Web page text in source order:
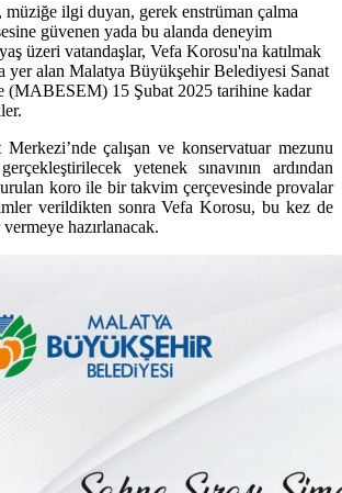
müziğe ilgi duyan, gerek enstrüman çalma
güvenen yada bu alanda deneyim
üzeri vatandaşlar, Vefa Korosu'na katılmak
yer alan Malatya Büyükşehir Belediyesi Sanat
(MABESEM) 15 Şubat 2025 tarihine kadar
çalışan ve konservatuar mezunu
yetenek sınavının ardından
koro ile bir takvim çerçevesinde provalar
verildikten sonra Vefa Korosu, bu kez de
hazırlanacak.